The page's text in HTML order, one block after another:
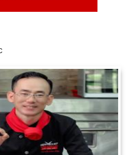
Bắc Mỹ (NAFTA) được ký kết
Charles Mason và Jeremiah Dixon bắt
Dixon ranh giới giữa Maryland và
hội Lục địa đã thông qua Điều
của Hiến pháp Hoa Kỳ.